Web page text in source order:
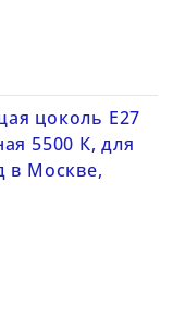
цоколь Е27
5500 К, для
в Москве,